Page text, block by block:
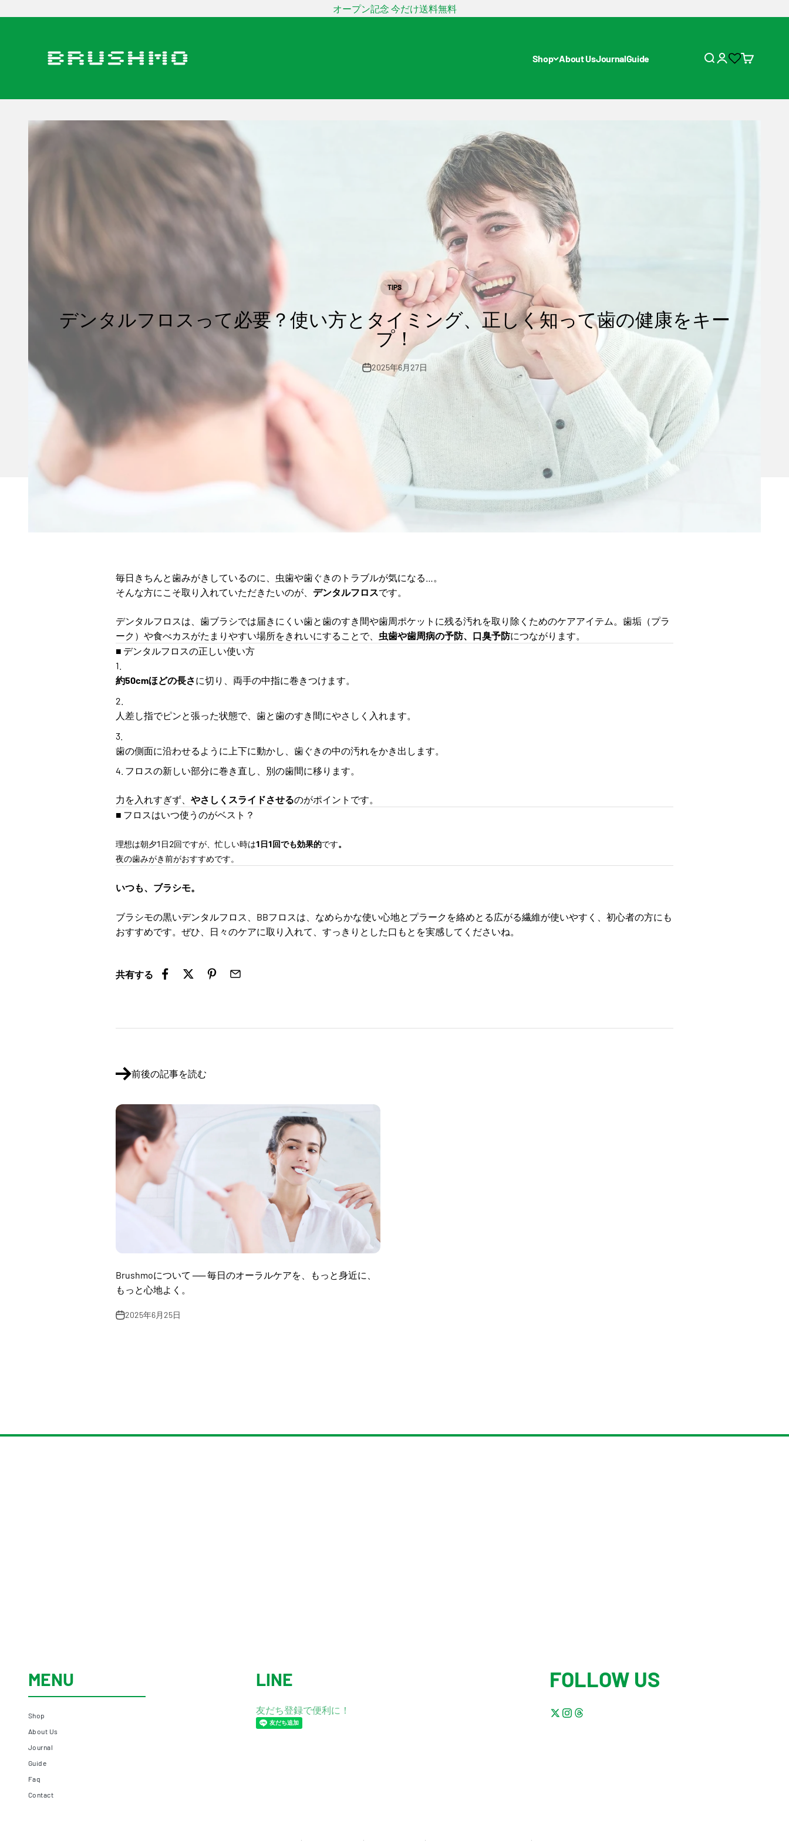
オープン記念 今だけ送料無料
Shop About UsJournalGuide
TIPS
デンタルフロスって必要？使い方とタイミング、正しく知って歯の健康をキー
プ！
2025年6月27日
毎日きちんと歯みがきしているのに、虫歯や歯ぐきのトラブルが気になる…。
そんな方にこそ取り入れていただきたいのが、 デンタルフロスです。
デンタルフロスは、歯ブラシでは届きにくい歯と歯のすき間や歯周ポケットに残る汚れを取り除くためのケアアイテム。歯垢（プラ
ーク）や食べカスがたまりやすい場所をきれいにすることで、 虫歯や歯周病の予防、口臭予防につながります。
■ デンタルフロスの正しい使い方
約50cmほどの長さに切り、両手の中指に巻きつけます。
人差し指でピンと張った状態で、歯と歯のすき間にやさしく入れます。
歯の側面に沿わせるように上下に動かし、歯ぐきの中の汚れをかき出します。
フロスの新しい部分に巻き直し、別の歯間に移ります。
力を入れすぎず、 やさしくスライドさせるのがポイントです。
■ フロスはいつ使うのがベスト？
理想は朝夕1日2回ですが、忙しい時は1日1回でも効果的です。
夜の歯みがき前がおすすめです。
いつも、ブラシモ。
ブラシモの黒いデンタルフロス、BBフロスは、なめらかな使い心地とプラークを絡めとる広がる繊維が使いやすく、初心者の方にも
おすすめです。ぜひ、日々のケアに取り入れて、すっきりとした口もとを実感してくださいね。
共有する
前後の記事を読む
Brushmoについて ── 毎日のオーラルケアを、もっと身近に、
もっと心地よく。
2025年6月25日
MENU
Shop
About Us
Journal
Guide
Faq
Contact
LINE
友だち登録で便利に！
FOLLOW US